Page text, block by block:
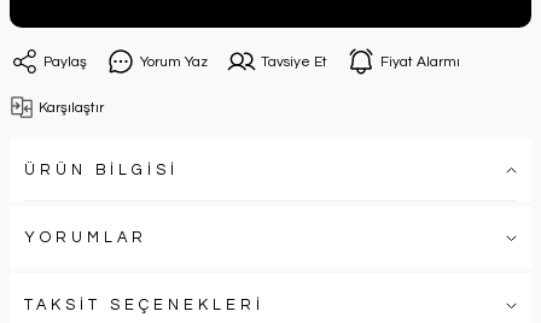
Paylaş Yorum Yaz Tavsiye Et Fiyat Alarmı
Karşılaştır
ÜRÜN BİLGİSİ
YORUMLAR
TAKSİT SEÇENEKLERİ